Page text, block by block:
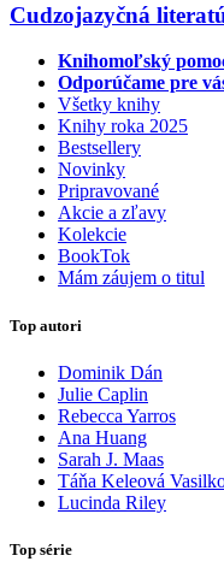
Cudzojazyčná
Knihomoľský
Odporúčame pre
Všetky knihy
Knihy roka 2025
Bestsellery
Novinky
Pripravované
Akcie a zľavy
Kolekcie
BookTok
Mám záujem o titul
Top autori
Dominik Dán
Julie Caplin
Rebecca Yarros
Ana Huang
Sarah J. Maas
Táňa Keleová
Lucinda Riley
Top série